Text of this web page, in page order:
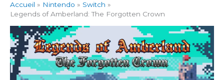
Accueil Nintendo
Switch
Legends of Amberland: The Forgotten Crown